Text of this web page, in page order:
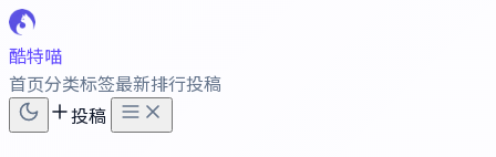
酷特喵
首页分类标签最新排行投稿
投稿